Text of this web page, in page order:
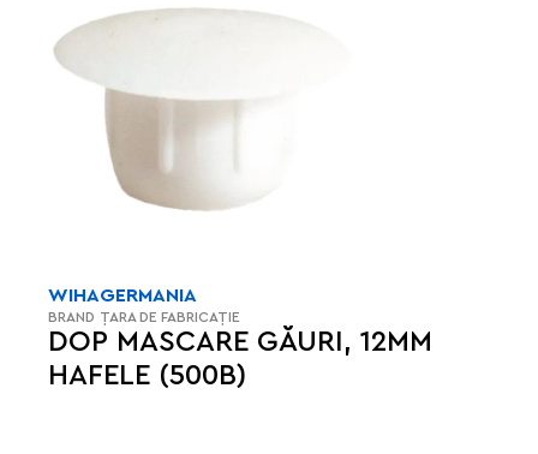
DOP MASCARE GĂURI, 12MM
HAFELE (500B)
WIHA
BRAND
GERMANIA
ȚARA DE FABRICAȚIE